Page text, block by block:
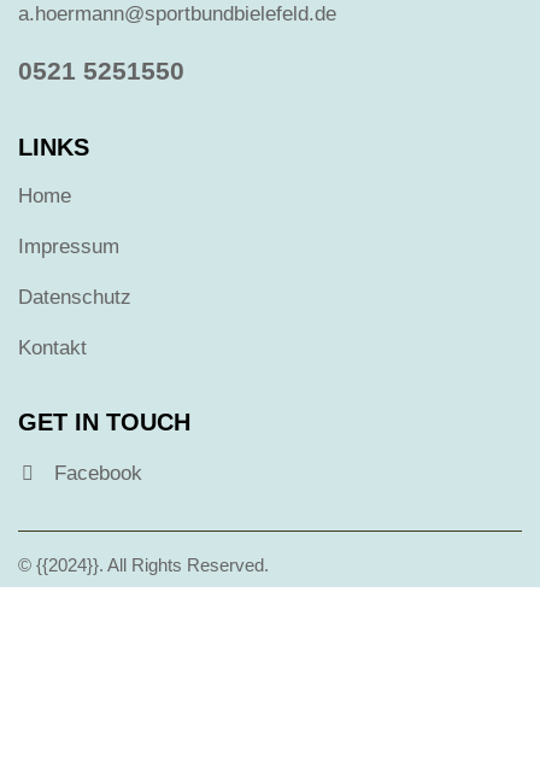
a.hoermann@sportbundbielefeld.de
0521 5251550
LINKS
Home
Impressum
Datenschutz
Kontakt
GET IN TOUCH
Facebook
© {{2024}}. All Rights Reserved.